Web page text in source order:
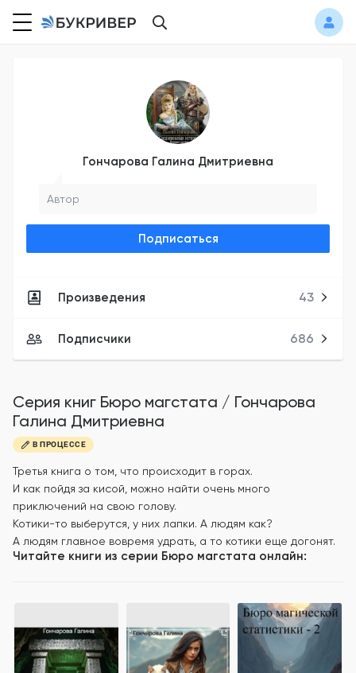
Гончарова Галина Дмитриевна
Автор
Подписаться
Произведения 43
Подписчики 686
Серия книг Бюро магстата / Гончарова
Галина Дмитриевна
В ПРОЦЕССЕ
Третья книга о том, что происходит в горах.
И как пойдя за кисой, можно найти очень много
приключений на свою голову.
Котики-то выберутся, у них лапки. А людям как?
А людям главное вовремя удрать, а то котики еще догонят.
Читайте книги из серии Бюро магстата онлайн: